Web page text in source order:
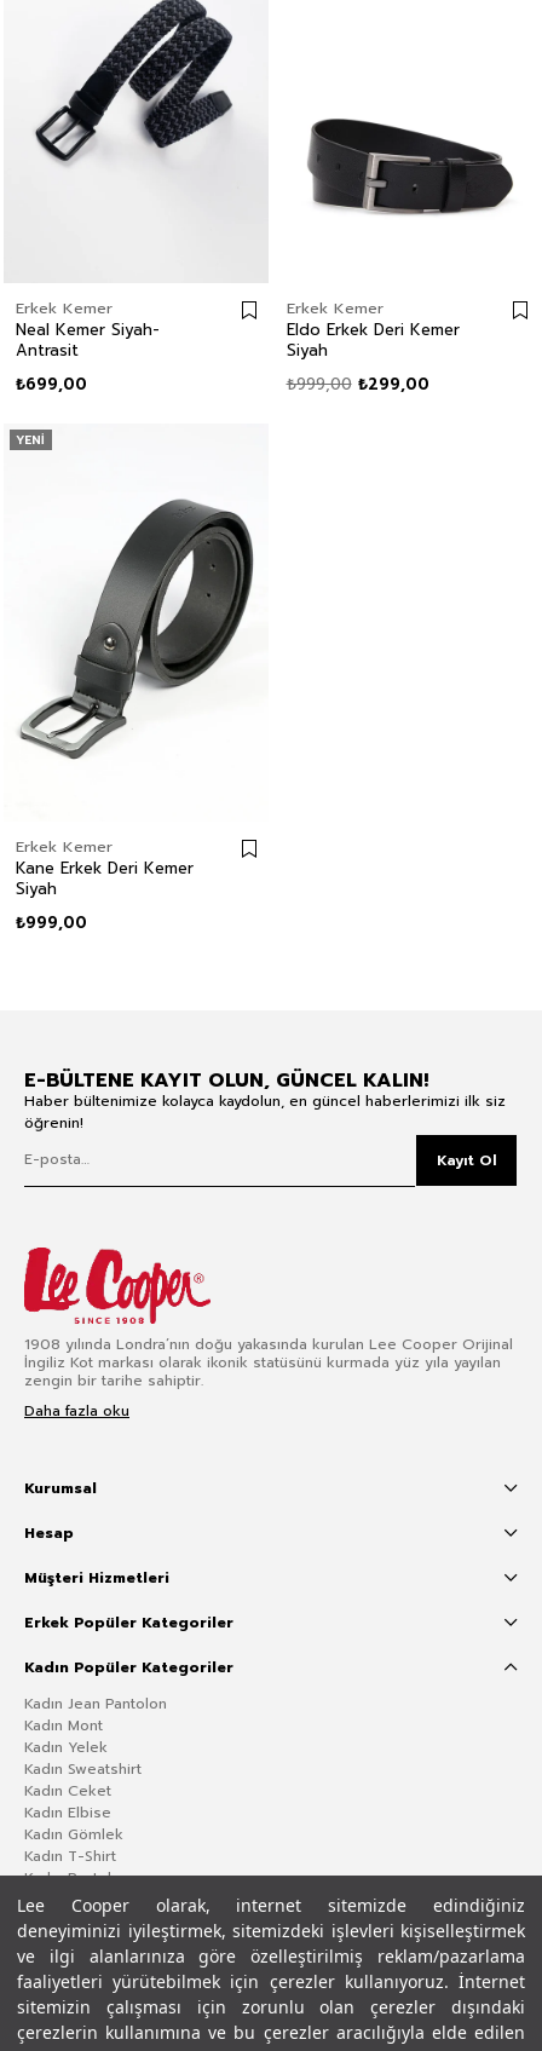
Lee Cooper olarak, internet sitemizde edindiğiniz
deneyiminizi iyileştirmek, sitemizdeki işlevleri kişiselleştirmek
ve ilgi alanlarınıza göre özelleştirilmiş reklam/pazarlama
faaliyetleri yürütebilmek için çerezler kullanıyoruz. İnternet
sitemizin çalışması için zorunlu olan çerezler dışındaki
çerezlerin kullanımına ve bu çerezler aracılığıyla elde edilen
Erkek Kemer
Neal Kemer Siyah-
Antrasit
₺699,00
Erkek Kemer
Eldo Erkek Deri Kemer
Siyah
₺299,00
₺999,00
Erkek Kemer
Kane Erkek Deri Kemer
Siyah
₺999,00
YENI
E-BÜLTENE KAYIT OLUN, GÜNCEL KALIN!
Haber bültenimize kolayca kaydolun, en güncel haberlerimizi ilk siz
öğrenin!
Kayıt Ol
1908 yılında Londra’nın doğu yakasında kurulan Lee Cooper Orijinal
İngiliz Kot markası olarak ikonik statüsünü kurmada yüz yıla yayılan
zengin bir tarihe sahiptir.
Daha fazla oku
Kurumsal
Hesap
Müşteri Hizmetleri
Erkek Popüler Kategoriler
Kadın Popüler Kategoriler
Kadın Jean Pantolon
Kadın Mont
Kadın Yelek
Kadın Sweatshirt
Kadın Ceket
Kadın Elbise
Kadın Gömlek
Kadın T-Shirt
Kadın Pantolon